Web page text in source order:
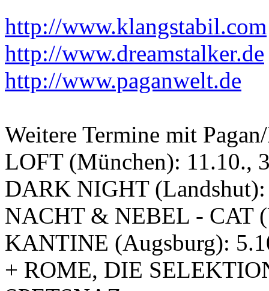
http://www.klangstabil.com
http://www.dreamstalker.de
http://www.paganwelt.de
Weitere Termine mit
LOFT (München): 11.10.,
DARK NIGHT
NACHT & NEBEL - CAT
KANTINE (Augsburg):
+ ROME, DIE